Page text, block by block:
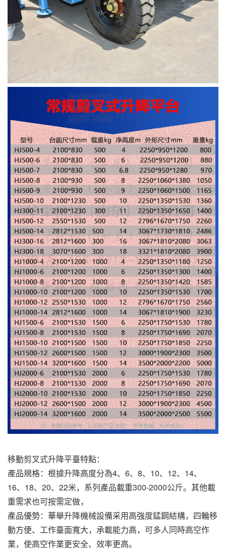
移動剪叉式升降平臺特點：
產品規格：根據升降高度分為4、6、8、10、12、14、
16、18、20、22米，系列產品載重300-2000公斤。其他載
重需求也可按需定做，
產品優勢：華舉升降機械設備采用高強度錳鋼結構，四輪移
動方便、工作臺面寬大，承載能力高，可多人同時高空作
業，使高空作業更安全、效率更高。